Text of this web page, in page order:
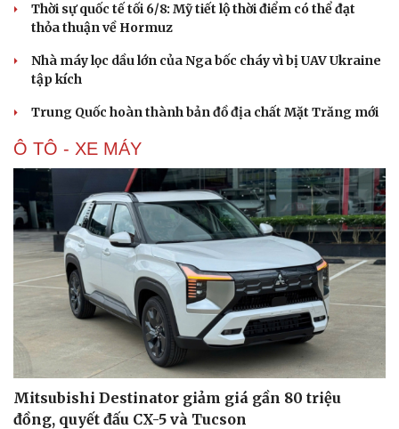
Thời sự quốc tế tối 6/8: Mỹ tiết lộ thời điểm có thể đạt
thỏa thuận về Hormuz
Nhà máy lọc dầu lớn của Nga bốc cháy vì bị UAV Ukraine
tập kích
Trung Quốc hoàn thành bản đồ địa chất Mặt Trăng mới
Ô TÔ - XE MÁY
Mitsubishi Destinator giảm giá gần 80 triệu
đồng, quyết đấu CX-5 và Tucson